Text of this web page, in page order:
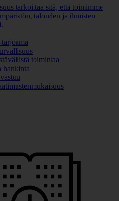
tarkoittaa sitä, että toimimme
talouden ja ihmisten
toimintaa
hankinta